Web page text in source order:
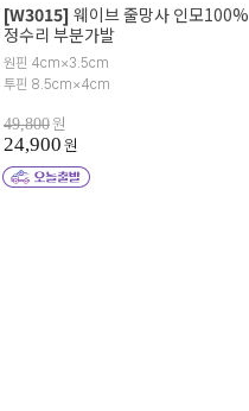
[W3015] 웨이브 줄망사 인모100%
정수리 부분가발
원핀 4cm×3.5cm
투핀 8.5cm×4cm
49,800원
24,900원